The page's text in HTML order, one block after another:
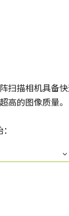
4传感器
4传感器线阵扫描相
见光谱中的RGB图
(NIR)光谱中的图像数
4传感器R-
式）
4传感器机器视
扫描相机具备
高的图像质量。